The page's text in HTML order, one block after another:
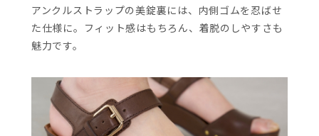
アンクルストラップの美錠裏には、内側ゴムを忍ばせ
た仕様に。フィット感はもちろん、着脱のしやすさも
魅力です。